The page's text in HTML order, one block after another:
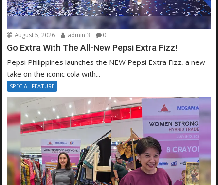
August 5, 2026 admin 3 0
Go Extra With The All-New Pepsi Extra Fizz!
Pepsi Philippines launches the NEW Pepsi Extra Fizz, a new
take on the iconic cola with...
SPECIAL FEATURE